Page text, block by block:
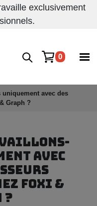
exclusivement
0
avec des
Graph ?
AVEC
FOXI &
?